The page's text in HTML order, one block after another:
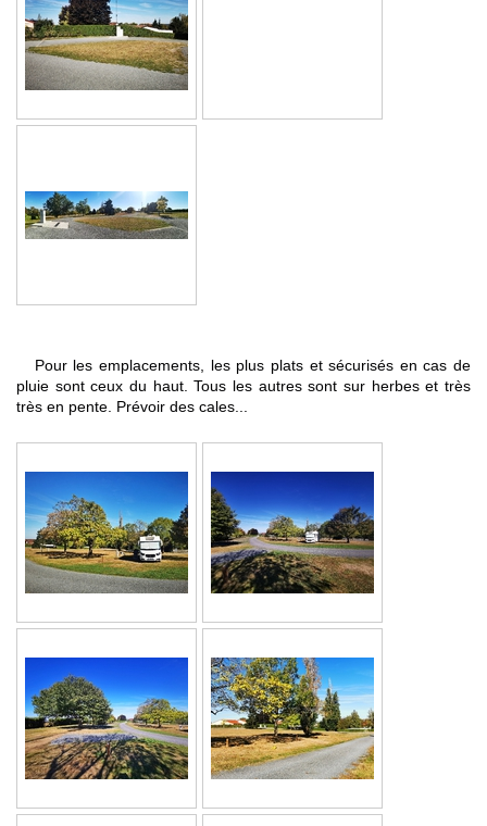
Pour les emplacements, les plus plats et sécurisés en cas de
pluie sont ceux du haut. Tous les autres sont sur herbes et très
très en pente. Prévoir des cales...